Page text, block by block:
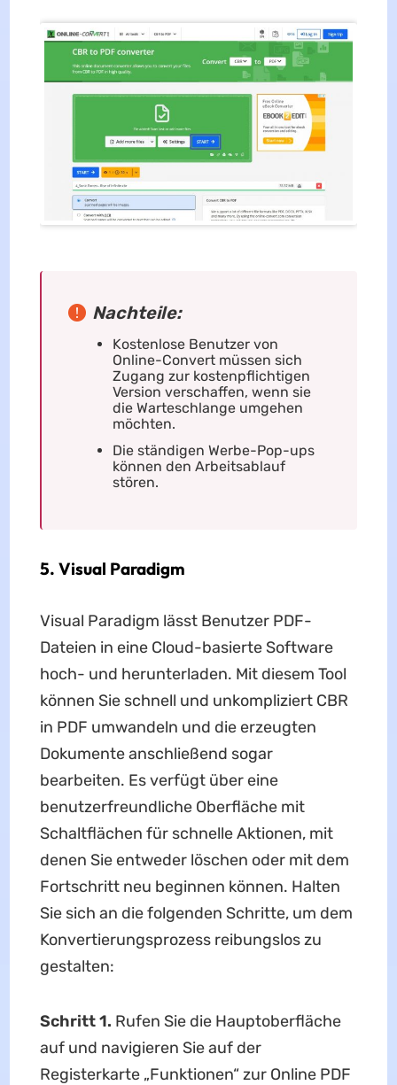
Nachteile:
Kostenlose Benutzer von
Online-Convert müssen sich
Zugang zur kostenpflichtigen
Version verschaffen, wenn sie
die Warteschlange umgehen
möchten.
Die ständigen Werbe-Pop-ups
können den Arbeitsablauf
stören.
5. Visual Paradigm
Visual Paradigm lässt Benutzer PDF-
Dateien in eine Cloud-basierte Software
hoch- und herunterladen. Mit diesem Tool
können Sie schnell und unkompliziert CBR
in PDF umwandeln und die erzeugten
Dokumente anschließend sogar
bearbeiten. Es verfügt über eine
benutzerfreundliche Oberfläche mit
Schaltflächen für schnelle Aktionen, mit
denen Sie entweder löschen oder mit dem
Fortschritt neu beginnen können. Halten
Sie sich an die folgenden Schritte, um dem
Konvertierungsprozess reibungslos zu
gestalten:
Schritt 1. Rufen Sie die Hauptoberfläche
auf und navigieren Sie auf der
Registerkarte „Funktionen“ zur Online PDF